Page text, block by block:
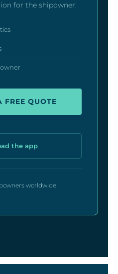
for the shipowner.
FREE QUOTE
the app
worldwide